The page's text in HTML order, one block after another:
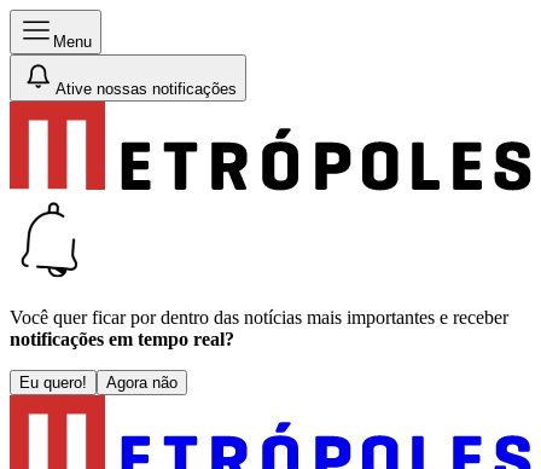
Menu
Ative nossas notificações
Você quer ficar por dentro das notícias mais importantes e receber
notificações em tempo real?
Eu quero! Agora não